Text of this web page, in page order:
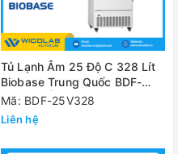
Tủ Lạnh Âm 25 Độ C 328 Lít
Biobase Trung Quốc BDF-
25V328 | Kiểu Đứng
Mã: BDF-25V328
Liên hệ